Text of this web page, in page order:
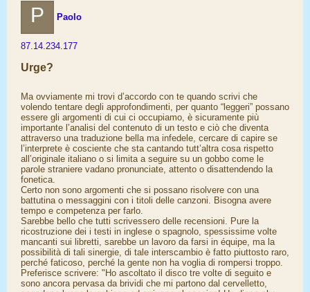
P Paolo
87.14.234.177
Urge?
Ma ovviamente mi trovi d’accordo con te quando scrivi che
volendo tentare degli approfondimenti, per quanto “leggeri” possano
essere gli argomenti di cui ci occupiamo, è sicuramente più
importante l’analisi del contenuto di un testo e ciò che diventa
attraverso una traduzione bella ma infedele, cercare di capire se
l’interprete è cosciente che sta cantando tutt’altra cosa rispetto
all’originale italiano o si limita a seguire su un gobbo come le
parole straniere vadano pronunciate, attento o disattendendo la
fonetica.
Certo non sono argomenti che si possano risolvere con una
battutina o messaggini con i titoli delle canzoni. Bisogna avere
tempo e competenza per farlo.
Sarebbe bello che tutti scrivessero delle recensioni. Pure la
ricostruzione dei i testi in inglese o spagnolo, spessissime volte
mancanti sui libretti, sarebbe un lavoro da farsi in équipe, ma la
possibilità di tali sinergie, di tale interscambio è fatto piuttosto raro,
perché faticoso, perché la gente non ha voglia di rompersi troppo.
Preferisce scrivere: "Ho ascoltato il disco tre volte di seguito e
sono ancora pervasa da brividi che mi partono dal cervelletto,